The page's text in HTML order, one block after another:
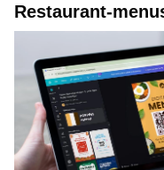
Restaurant-